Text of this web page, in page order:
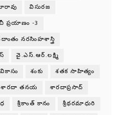
విసురజ
ప్రయాణం -3
నరసింహశాస్త్రి
వై.ఎస్.ఆర్.లక్ష్మి
వికాసం శంకు శతక సాహిత్యం
శారదా తనయ శారదాప్రసాద్
శ్రీకాంత్ కానం శ్రీథరమాధురి